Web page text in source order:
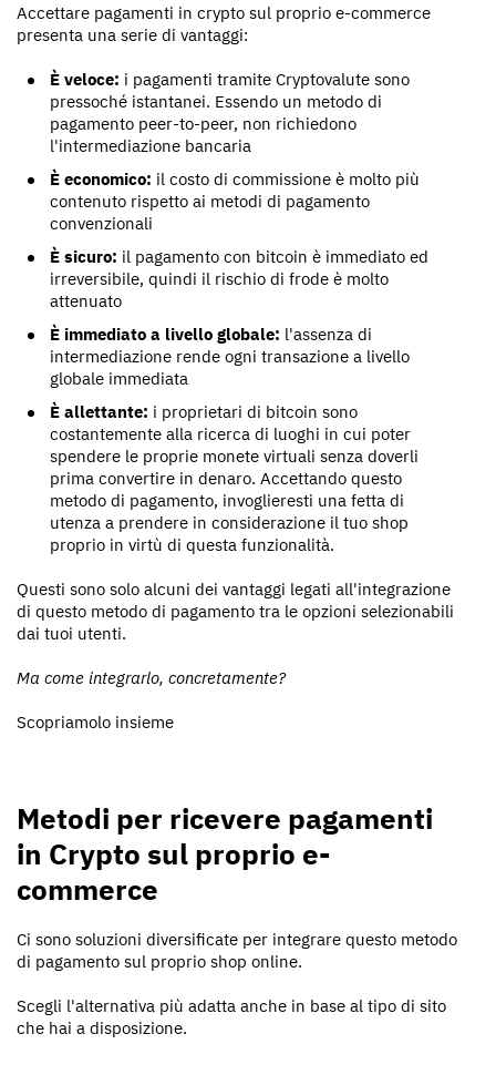
Accettare pagamenti in crypto sul proprio e-commerce
presenta una serie di vantaggi:
È veloce: i pagamenti tramite Cryptovalute sono
pressoché istantanei. Essendo un metodo di
pagamento peer-to-peer, non richiedono
l'intermediazione bancaria
È economico: il costo di commissione è molto più
contenuto rispetto ai metodi di pagamento
convenzionali
È sicuro: il pagamento con bitcoin è immediato ed
irreversibile, quindi il rischio di frode è molto
attenuato
È immediato a livello globale: l'assenza di
intermediazione rende ogni transazione a livello
globale immediata
È allettante: i proprietari di bitcoin sono
costantemente alla ricerca di luoghi in cui poter
spendere le proprie monete virtuali senza doverli
prima convertire in denaro. Accettando questo
metodo di pagamento, invoglieresti una fetta di
utenza a prendere in considerazione il tuo shop
proprio in virtù di questa funzionalità.
Questi sono solo alcuni dei vantaggi legati all'integrazione
di questo metodo di pagamento tra le opzioni selezionabili
dai tuoi utenti.
Ma come integrarlo, concretamente?
Scopriamolo insieme
Metodi per ricevere pagamenti
in Crypto sul proprio e-
commerce
Ci sono soluzioni diversificate per integrare questo metodo
di pagamento sul proprio shop online.
Scegli l'alternativa più adatta anche in base al tipo di sito
che hai a disposizione.